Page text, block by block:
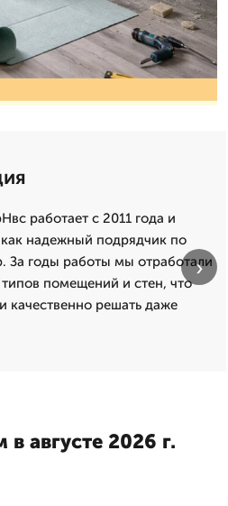
работает с 2011 года и
надежный подрядчик по
За годы работы мы отработали
помещений и стен, что
качественно решать даже
›
августе 2026 г.